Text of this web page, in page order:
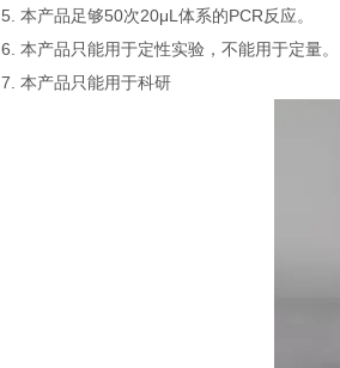
5. 本产品足够50次20μL体系的PCR反应。
6. 本产品只能用于定性实验，不能用于定量。
7. 本产品只能用于科研